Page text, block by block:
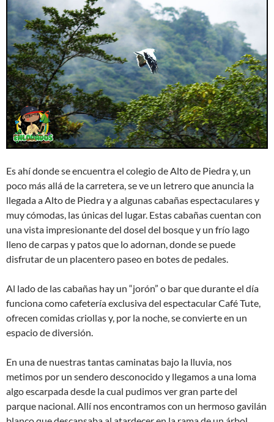
Es ahí donde se encuentra el colegio de Alto de Piedra y, un
poco más allá de la carretera, se ve un letrero que anuncia la
llegada a Alto de Piedra y a algunas cabañas espectaculares y
muy cómodas, las únicas del lugar. Estas cabañas cuentan con
una vista impresionante del dosel del bosque y un frío lago
lleno de carpas y patos que lo adornan, donde se puede
disfrutar de un placentero paseo en botes de pedales.
Al lado de las cabañas hay un “jorón” o bar que durante el día
funciona como cafetería exclusiva del espectacular Café Tute,
ofrecen comidas criollas y, por la noche, se convierte en un
espacio de diversión.
En una de nuestras tantas caminatas bajo la lluvia, nos
metimos por un sendero desconocido y llegamos a una loma
algo escarpada desde la cual pudimos ver gran parte del
parque nacional. Allí nos encontramos con un hermoso gavilán